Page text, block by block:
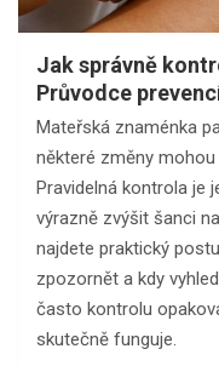
Jak správně
Průvodce
Mateřská znaménka
některé změny
Pravidelná kontrola je
výrazně zvýšit šanci
najdete praktický
zpozornět a kdy
často kontrolu
skutečně funguje.